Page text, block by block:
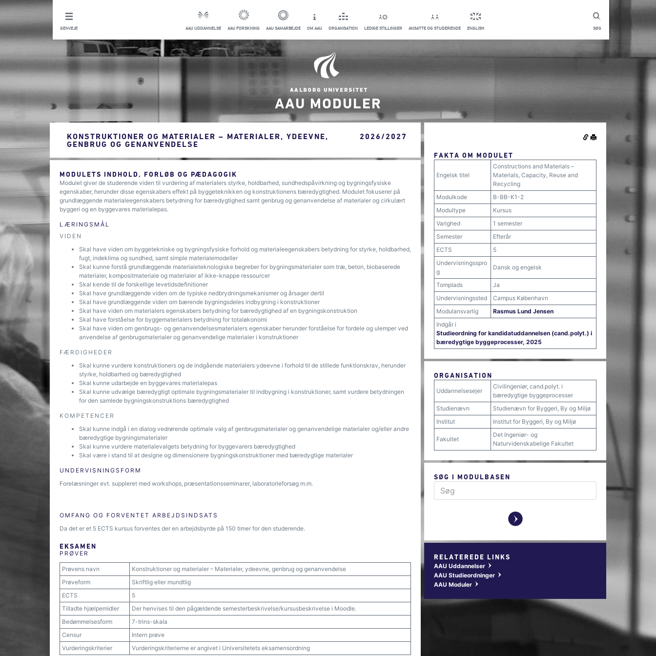
SØG
GENVEJE AAU UDDANNELSE AAU FORSKNING AAU SAMARBEJDE OM AAU ORGANISATION LEDIGE STILLINGER ANSATTE OG STUDERENDE ENGLISH
AAU MODULER
KONSTRUKTIONER OG MATERIALER – MATERIALER, YDEEVNE,
GENBRUG OG GENANVENDELSE
2026/2027
MODULETS INDHOLD, FORLØB OG PÆDAGOGIK
Modulet giver de studerende viden til vurdering af materialers styrke, holdbarhed, sundhedspåvirkning og bygningsfysiske
egenskaber, herunder disse egenskabers effekt på byggeteknikken og konstruktionens bæredygtighed. Modulet fokuserer på
grundlæggende materialeegenskabers betydning for bæredygtighed samt genbrug og genanvendelse af materialer og cirkulært
byggeri og en byggevares materialepas.
LÆRINGSMÅL
VIDEN
Skal have viden om byggetekniske og bygningsfysiske forhold og materialeegenskabers betydning for styrke, holdbarhed,
fugt, indeklima og sundhed, samt simple materialemodeller
Skal kunne forstå grundlæggende materialeteknologiske begreber for bygningsmaterialer som træ, beton, biobaserede
materialer, kompositmateriale og materialer af ikke-knappe ressourcer
Skal kende til de forskellige levetidsdefinitioner
Skal have grundlæggende viden om de typiske nedbrydningsmekanismer og årsager dertil
Skal have grundlæggende viden om bærende bygningsdeles indbygning i konstruktioner
Skal have viden om materialers egenskabers betydning for bæredygtighed af en bygningskonstruktion
Skal have forståelse for byggematerialers betydning for totaløkonomi
Skal have viden om genbrugs- og genanvendelsesmaterialers egenskaber herunder forståelse for fordele og ulemper ved
anvendelse af genbrugsmaterialer og genanvendelige materialer i konstruktioner
FÆRDIGHEDER
Skal kunne vurdere konstruktioners og de indgående materialers ydeevne i forhold til de stillede funktionskrav, herunder
styrke, holdbarhed og bæredygtighed
Skal kunne udarbejde en byggevares materialepas
Skal kunne udvælge bæredygtigt optimale bygningsmaterialer til indbygning i konstruktioner, samt vurdere betydningen
for den samlede bygningskonstruktions bæredygtighed
KOMPETENCER
Skal kunne indgå i en dialog vedrørende optimale valg af genbrugsmaterialer og genanvendelige materialer og/eller andre
bæredygtige bygningsmaterialer
Skal kunne vurdere materialevalgets betydning for byggevarers bæredygtighed
Skal være i stand til at designe og dimensionere bygningskonstruktioner med bæredygtige materialer
UNDERVISNINGSFORM
Forelæsninger evt. suppleret med workshops, præsentationsseminarer, laboratorieforsøg m.m.
OMFANG OG FORVENTET ARBEJDSINDSATS
Da det er et 5 ECTS kursus forventes der en arbejdsbyrde på 150 timer for den studerende.
EKSAMEN
PRØVER
Prøvens navn
Konstruktioner og materialer – Materialer, ydeevne, genbrug og genanvendelse
Prøveform
Skriftlig eller mundtlig
ECTS
5
Tilladte hjælpemidler
Der henvises til den pågældende semesterbeskrivelse/kursusbeskrivelse i Moodle.
Bedømmelsesform
7-trins-skala
Censur
Intern prøve
Vurderingskriterier
Vurderingskriterierne er angivet i Universitetets eksamensordning
FAKTA OM MODULET
Engelsk titel
Constructions and Materials –
Materials, Capacity, Reuse and
Recycling
Modulkode
B-BB-K1-2
Modultype
Kursus
Varighed
1 semester
Semester
Efterår
ECTS
5
Undervisningsspro
g
Dansk og engelsk
Tomplads
Ja
Undervisningssted
Campus København
Modulansvarlig
Rasmus Lund Jensen
Indgår i
Studieordning for kandidatuddannelsen (cand.polyt.) i
bæredygtige byggeprocesser, 2025
ORGANISATION
Uddannelsesejer
Civilingeniør, cand.polyt. i
bæredygtige byggeprocesser
Studienævn
Studienævn for Byggeri, By og Miljø
Institut
Institut for Byggeri, By og Miljø
Fakultet
Det Ingeniør- og
Naturvidenskabelige Fakultet
SØG I MODULBASEN
y
RELATEREDE LINKS
AAU Uddannelser w
AAU Studieordninger w
AAU Moduler w